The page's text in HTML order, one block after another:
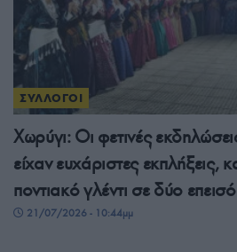
ΣΥΛΛΟΓΟΙ
Χωρύγι: Οι φετινές
είχαν ευχάριστες εκπλήξεις,
ποντιακό γλέντι σε δύο
21/07/2026 - 10:44μμ